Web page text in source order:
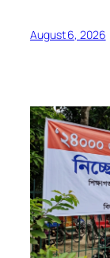
August 6, 2026